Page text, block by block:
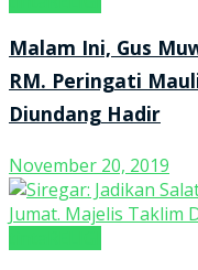
Malam Ini, Gus
RM. Peringati
Diundang Hadir
November 20, 2019